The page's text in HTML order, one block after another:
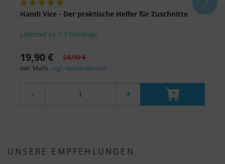
Handi Vice - Der praktische Helfer für Zuschnitte
Lieferzeit ca. 1-3 Werktage
19,90 € 24,90 €
inkl. MwSt. zzgl. Versandkosten
- +
UNSERE EMPFEHLUNGEN